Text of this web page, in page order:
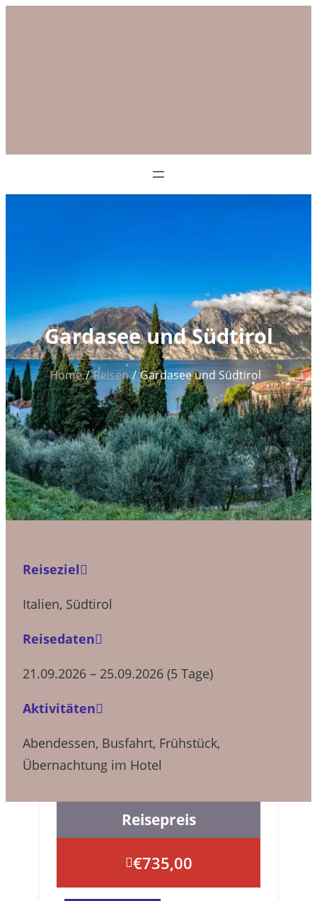
Gardasee und Südtirol
Home Reisen Gardasee und Südtirol
Reiseziel
Italien, Südtirol
Reisedaten
21.09.2026 – 25.09.2026 (5 Tage)
Aktivitäten
Abendessen, Busfahrt, Frühstück,
Übernachtung im Hotel
Reisepreis
€735,00